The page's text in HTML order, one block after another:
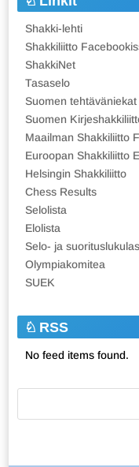
Shakki-lehti
Shakkiliitto
ShakkiNet
Tasaselo
Suomen tehtäväniekat
Suomen
Maailman Shakkiliitto
Euroopan Shakkiliitto
Helsingin Shakkiliitto
Chess Results
Selolista
Elolista
Selo- ja
Olympiakomitea
SUEK
RSS
No feed items found.